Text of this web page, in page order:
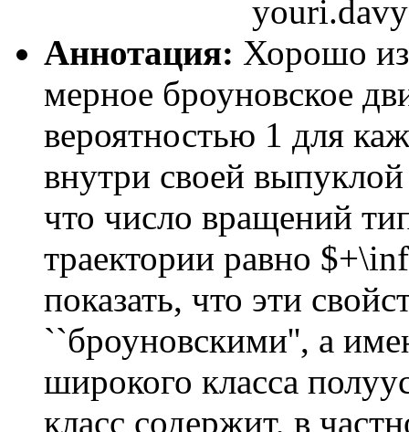
Аннотация: Хорошо
мерное броуновское
вероятностью 1 для
внутри своей
что число вращений
траектории равно
показать, что эти
``броуновскими'', а
широкого класса
класс содержит, в